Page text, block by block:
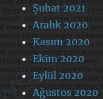
Şubat 2021
Aralık 2020
Kasım 2020
Ekim 2020
Eylül 2020
Ağustos 2020